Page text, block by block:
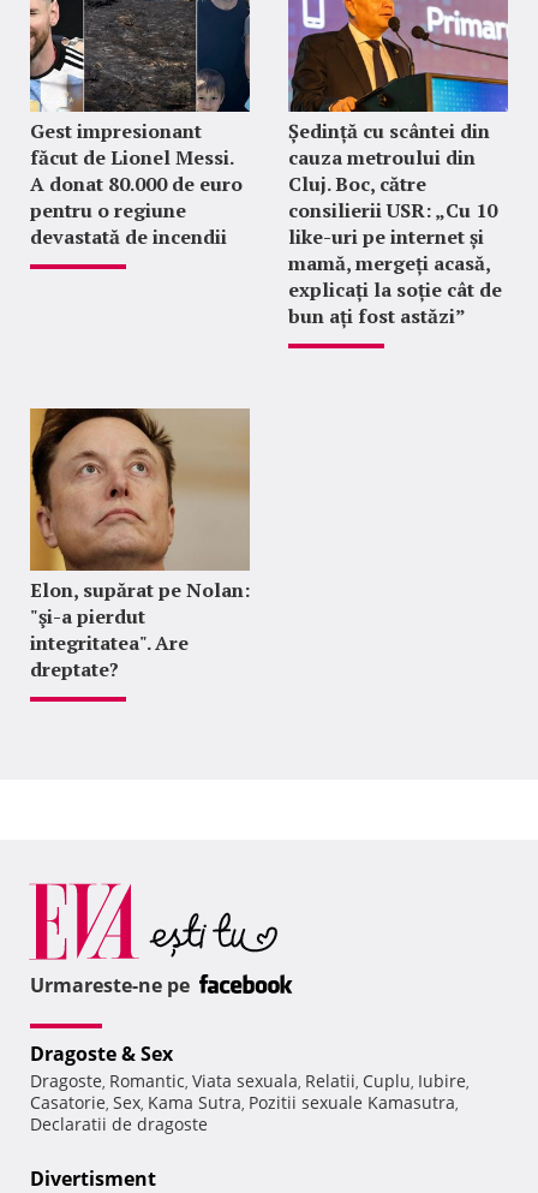
Gest impresionant
făcut de Lionel Messi.
A donat 80.000 de euro
pentru o regiune
devastată de incendii
Ședință cu scântei din
cauza metroului din
Cluj. Boc, către
consilierii USR: „Cu 10
like-uri pe internet și
mamă, mergeți acasă,
explicați la soție cât de
bun ați fost astăzi”
Elon, supărat pe Nolan:
"şi-a pierdut
integritatea". Are
dreptate?
Urmareste-ne pe
Dragoste & Sex
Dragoste, Romantic, Viata sexuala, Relatii, Cuplu, Iubire,
Casatorie, Sex, Kama Sutra, Pozitii sexuale Kamasutra,
Declaratii de dragoste
Divertisment